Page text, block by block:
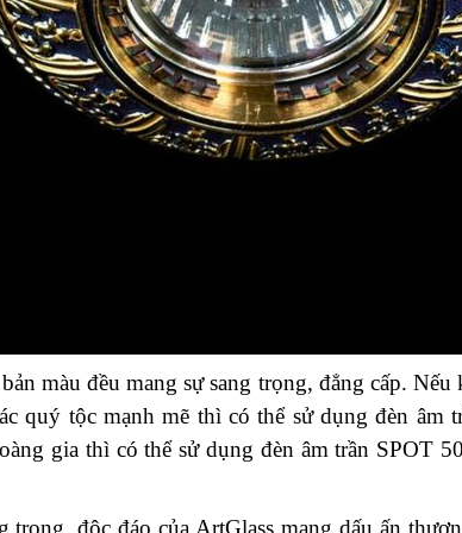
màu đều mang sự sang trọng, đẳng cấp.
quý tộc mạnh mẽ thì có thể sử dụng đèn âm
gia thì có thể sử dụng đèn âm trần SPOT
trọng, độc đáo của ArtGlass mang dấu ấn